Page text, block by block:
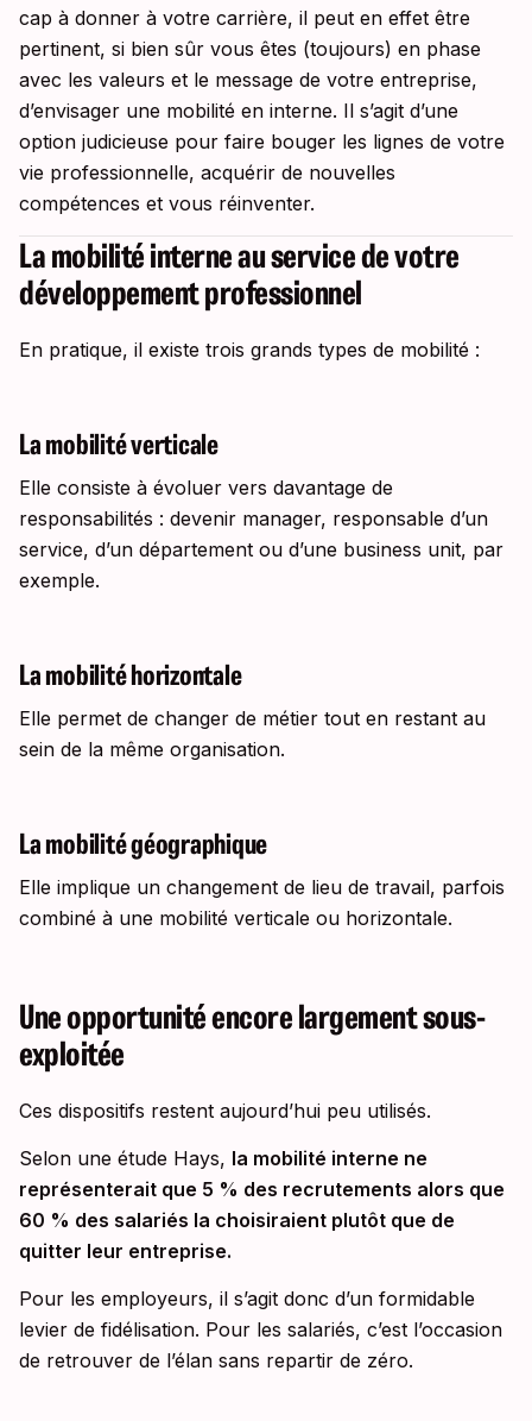
cap à donner à votre carrière, il peut en effet être
pertinent, si bien sûr vous êtes (toujours) en phase
avec les valeurs et le message de votre entreprise,
d’envisager une mobilité en interne. Il s’agit d’une
option judicieuse pour faire bouger les lignes de votre
vie professionnelle, acquérir de nouvelles
compétences et vous réinventer.
La mobilité interne au service de votre
développement professionnel
En pratique, il existe trois grands types de mobilité :
La mobilité verticale
Elle consiste à évoluer vers davantage de
responsabilités : devenir manager, responsable d’un
service, d’un département ou d’une business unit, par
exemple.
La mobilité horizontale
Elle permet de changer de métier tout en restant au
sein de la même organisation.
La mobilité géographique
Elle implique un changement de lieu de travail, parfois
combiné à une mobilité verticale ou horizontale.
Une opportunité encore largement sous-
exploitée
Ces dispositifs restent aujourd’hui peu utilisés.
Selon une étude Hays, la mobilité interne ne
représenterait que 5 % des recrutements alors que
60 % des salariés la choisiraient plutôt que de
quitter leur entreprise.
Pour les employeurs, il s’agit donc d’un formidable
levier de fidélisation. Pour les salariés, c’est l’occasion
de retrouver de l’élan sans repartir de zéro.